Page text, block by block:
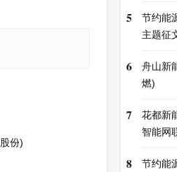
份)
5
节约能
主题征
6
舟山新
燃)
7
花都新
智能网
8 节约能